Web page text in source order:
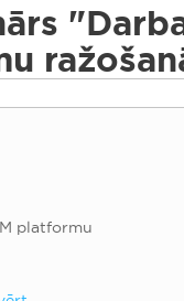
platformu